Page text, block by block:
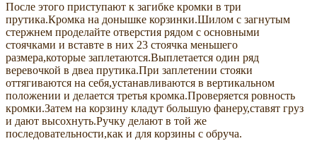
После этого приступают к загибке кромки в три
прутика.Кромка на донышке корзинки.Шилом с загнутым
стержнем проделайте отверстия рядом с основными
стоячками и вставте в них 23 стоячка меньшего
размера,которые заплетаются.Выплетается один ряд
веревочкой в двеа прутика.При заплетении стояки
оттягиваются на себя,устанавливаются в вертикальном
положении и делается третья кромка.Проверяется ровность
кромки.Затем на корзину кладут большую фанеру,ставят груз
и дают высохнуть.Ручку делают в той же
последовательности,как и для корзины с обруча.